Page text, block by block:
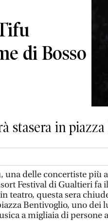
di Bosso
stasera in
una delle concertiste più
Festival di Gualtieri fa
teatro, questa sera
Bentivoglio, uno dei
a migliaia di persone